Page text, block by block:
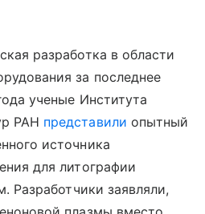
разработка в области
за последнее
ученые Института
РАН представили опытный
источника
для литографии
Разработчики заявляли,